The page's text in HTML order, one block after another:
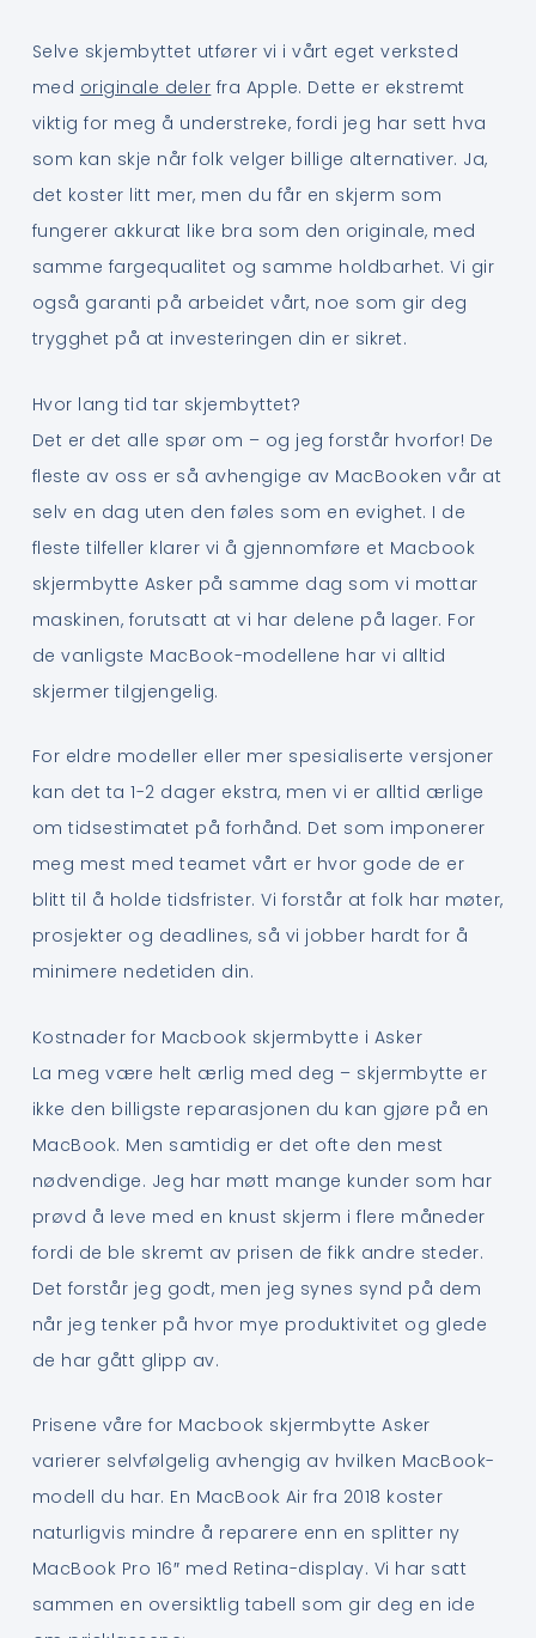
Selve skjembyttet utfører vi i vårt eget verksted
med originale deler fra Apple. Dette er ekstremt
viktig for meg å understreke, fordi jeg har sett hva
som kan skje når folk velger billige alternativer. Ja,
det koster litt mer, men du får en skjerm som
fungerer akkurat like bra som den originale, med
samme fargequalitet og samme holdbarhet. Vi gir
også garanti på arbeidet vårt, noe som gir deg
trygghet på at investeringen din er sikret.
Hvor lang tid tar skjembyttet?
Det er det alle spør om – og jeg forstår hvorfor! De
fleste av oss er så avhengige av MacBooken vår at
selv en dag uten den føles som en evighet. I de
fleste tilfeller klarer vi å gjennomføre et Macbook
skjermbytte Asker på samme dag som vi mottar
maskinen, forutsatt at vi har delene på lager. For
de vanligste MacBook-modellene har vi alltid
skjermer tilgjengelig.
For eldre modeller eller mer spesialiserte versjoner
kan det ta 1-2 dager ekstra, men vi er alltid ærlige
om tidsestimatet på forhånd. Det som imponerer
meg mest med teamet vårt er hvor gode de er
blitt til å holde tidsfrister. Vi forstår at folk har møter,
prosjekter og deadlines, så vi jobber hardt for å
minimere nedetiden din.
Kostnader for Macbook skjermbytte i Asker
La meg være helt ærlig med deg – skjermbytte er
ikke den billigste reparasjonen du kan gjøre på en
MacBook. Men samtidig er det ofte den mest
nødvendige. Jeg har møtt mange kunder som har
prøvd å leve med en knust skjerm i flere måneder
fordi de ble skremt av prisen de fikk andre steder.
Det forstår jeg godt, men jeg synes synd på dem
når jeg tenker på hvor mye produktivitet og glede
de har gått glipp av.
Prisene våre for Macbook skjermbytte Asker
varierer selvfølgelig avhengig av hvilken MacBook-
modell du har. En MacBook Air fra 2018 koster
naturligvis mindre å reparere enn en splitter ny
MacBook Pro 16″ med Retina-display. Vi har satt
sammen en oversiktlig tabell som gir deg en ide